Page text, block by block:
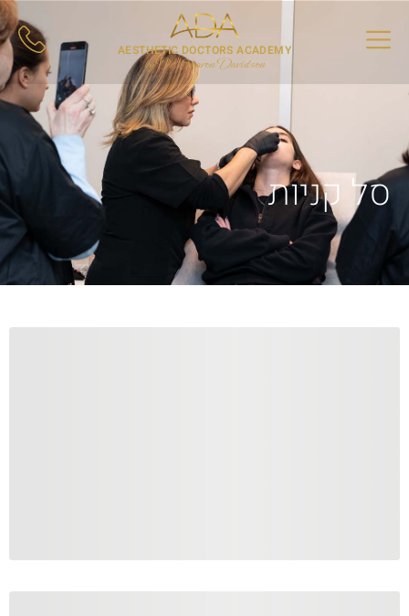
AESTHETIC DOCTORS ACADEMY
by Dr. Sharon Davidson
סל קניות